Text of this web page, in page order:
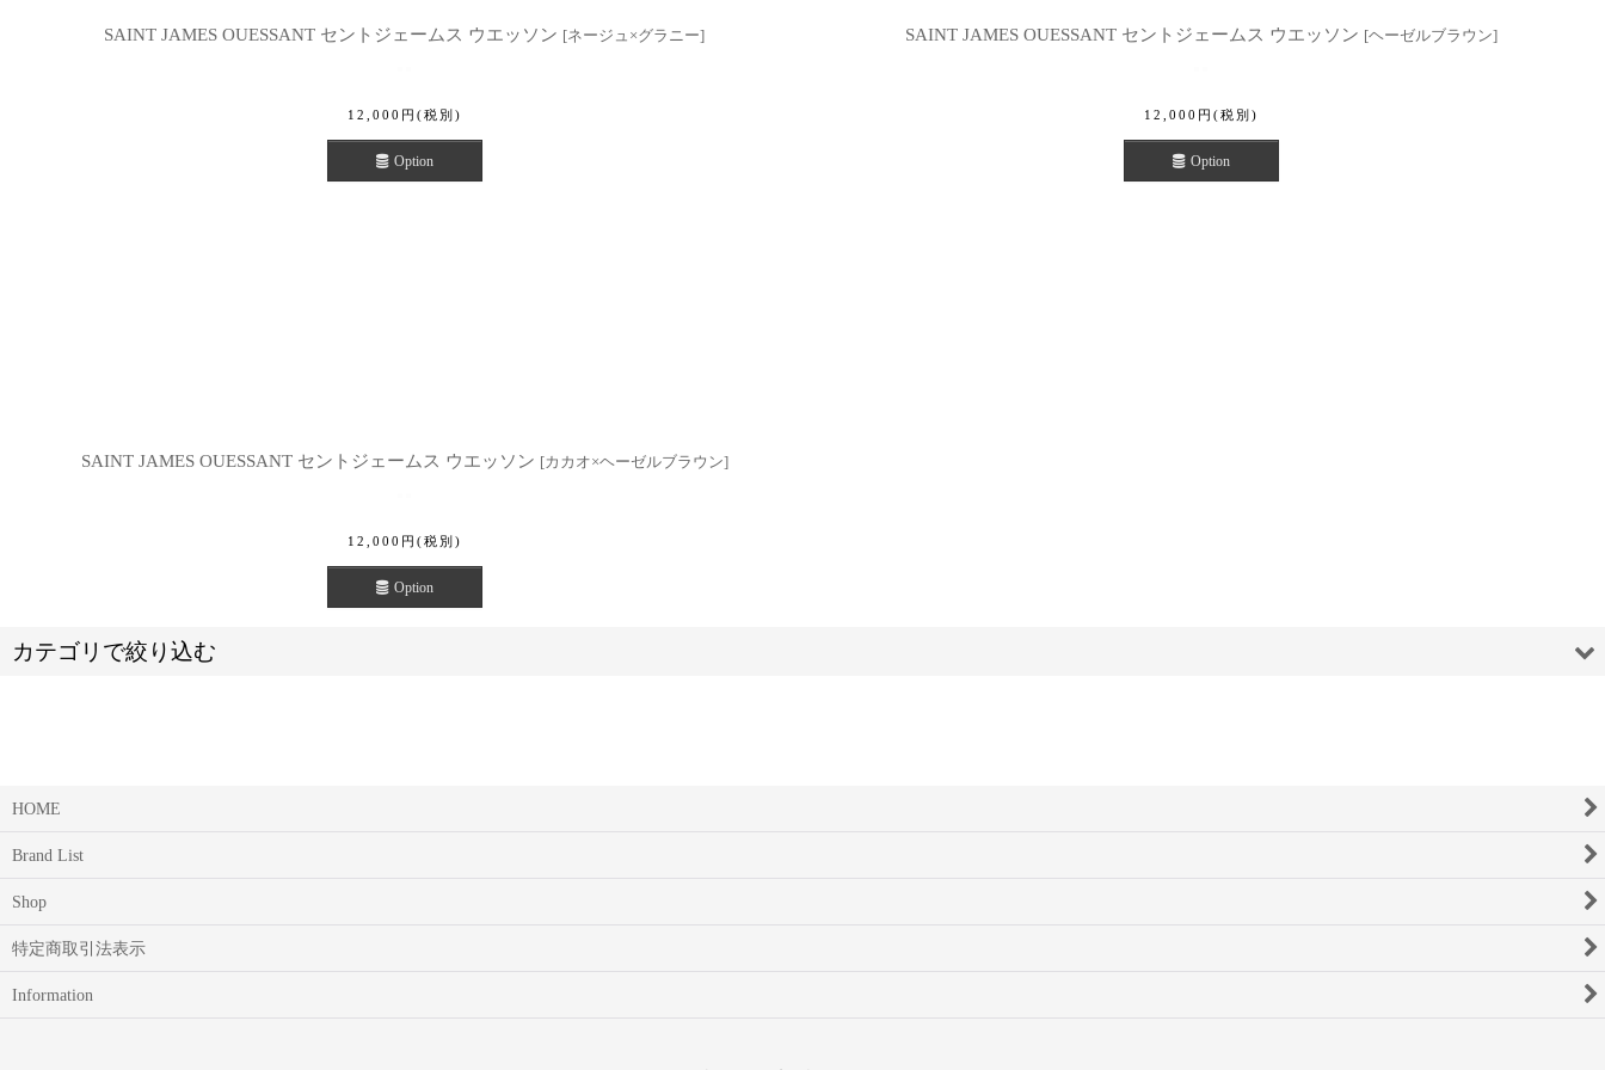
SAINT JAMES OUESSANT セントジェームス ウエッソン [ネージュ×グラニー]
12,000 円 (税別)
Option
SAINT JAMES OUESSANT セントジェームス ウエッソン [ヘーゼルブラウン]
12,000 円 (税別)
Option
SAINT JAMES OUESSANT セントジェームス ウエッソン [カカオ×ヘーゼルブラウン]
12,000 円 (税別)
Option
カテゴリで絞り込む
OTHER BRAND【その他ブランド】 (全商品)
A.PRESSE【アプレッセ】
INVERALLAN 【インバーアラン】
HOME
Brand List
Shop
特定商取引法表示
Information